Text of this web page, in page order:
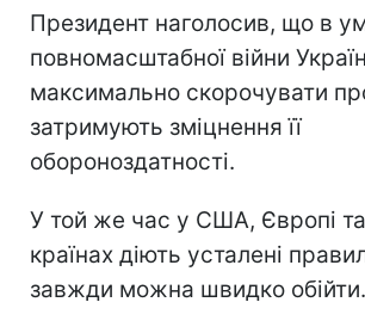
Президент наголосив, що в
повномасштабної війни
максимально скорочувати
затримують зміцнення її
обороноздатності.
У той же час у США, Європі
країнах діють усталені
завжди можна швидко обійти.